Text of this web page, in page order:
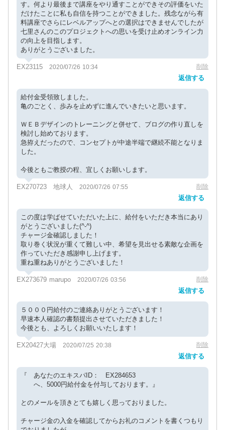
す。何より最後まで講座をやり通すことができその評価をいた
だけたことに私も自信を持つことができました。残念ながら有
料講座でさらにレベルアップへとの選択はできませんでしたが
七里さんのこのプロジェクトへの思いを受け止めオンライン力
の向上を目指します。
ありがとうございました。
EX23115 2020/07/26 10:34 削除
返信する
給付金受領致しました。
亀のごとく、歩みを止めずに進んでいきたいと思います。
ＷＥＢデザインのトレーニングと併せて、ブログの作り直しを
検討し始めております。
急拵えだったので、コンセプトが中途半端で継続不能となりま
した。
今後ともご教授の程、宜しくお願いします。
EX270723 地球人 2020/07/26 07:55 削除
返信する
この度は学ばせていただいた上に、給付をいただき本当にあり
がとうございました(^-^)
チャージ金確認しました！
取り巻く状況が重くて難しい中、希望を見出せる素敵な企画を
作っていただき感謝申し上げます。
重ね重ねありがとうございました！
EX273679 marupo 2020/07/26 03:56 削除
返信する
５０００円給付のご連絡ありがとうございます！
早速本人確認の書類提出させていただきました！
今後とも、よろしくお願いいたします！
EX20427大場 2020/07/25 20:38 削除
返信する
『 あなたのエキスパID： EX284653
へ、5000円給付金を付与しております。』
とのメールを頂きとても嬉しく思っておりました。
チャージ金の入金を確認してからお礼のコメントを書くつもり